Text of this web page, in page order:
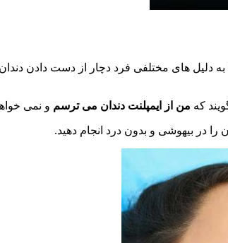
های مختلفی فرد دچار از دست دادن
که من از ایمپلنت دندان می ترسم و نمی
را در بیهوشی و بدون درد انجام دهید.